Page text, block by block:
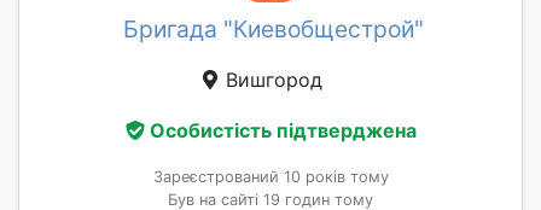
Бригада "Киевобщестрой"
Вишгород
Особистість підтверджена
Зареєстрований 10 років тому
Був на сайті 19 годин тому